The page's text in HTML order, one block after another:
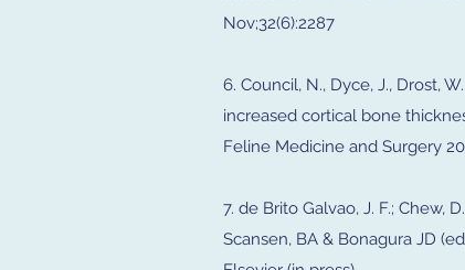
Nov;32(6):2287
6. Council, N., Dyce, J., Drost,
increased cortical bone
Feline Medicine and Surgery
7. de Brito Galvao, J. F.; Chew,
Scansen, BA & Bonagura JD